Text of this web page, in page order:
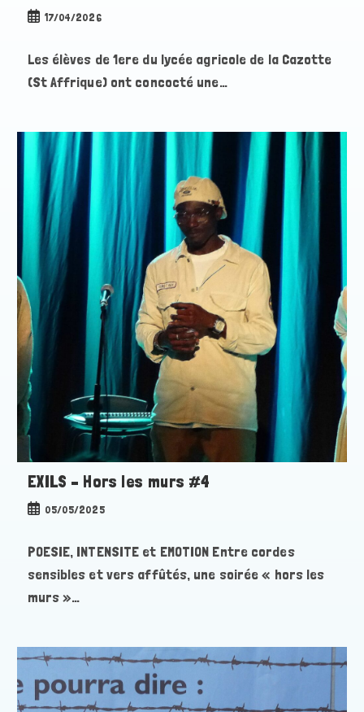
Publication
17/04/2026
Les élèves de 1ere du lycée agricole de la Cazotte
(St Affrique) ont concocté une…
EXILS – Hors les murs #4
Publication
05/05/2025
POESIE, INTENSITE et EMOTION Entre cordes
sensibles et vers affûtés, une soirée « hors les
murs »…